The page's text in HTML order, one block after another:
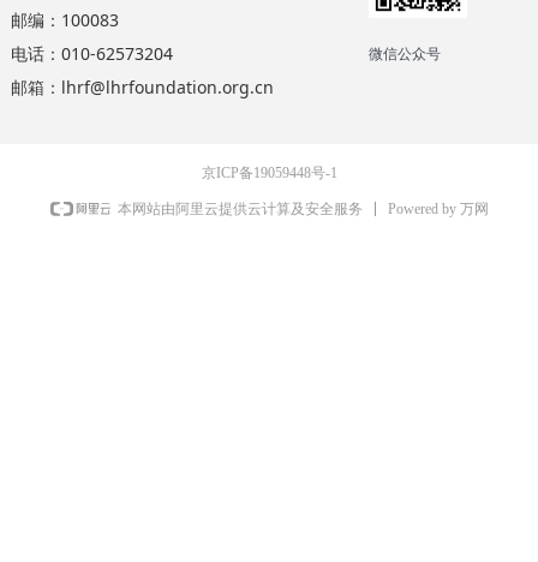
邮编：100083
电话：010-62573204
邮箱：lhrf@lhrfoundation.org.cn
微信公众号
京ICP备19059448号-1
本网站由阿里云提供云计算及安全服务 Powered by 万网